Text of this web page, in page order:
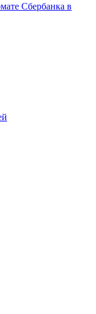
Сбербанка в